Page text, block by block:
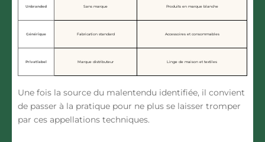
Unbranded Sans marque Produits en marque blanche
Générique Fabrication standard Accessoires et consommables
Privatlabel Marque distributeur Linge de maison et textiles
Une fois la source du malentendu identifiée, il convient
de passer à la pratique pour ne plus se laisser tromper
par ces appellations techniques.